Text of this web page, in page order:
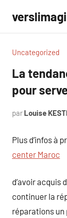
contenu
Uncategorized
La
pour
par Louise
Plus d’infos à
center Maroc
d’avoir acquis
continuer la
réparations un